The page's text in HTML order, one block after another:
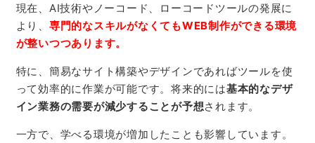
現在、 AI技術やノーコード、ローコードツールの発展に
より、 専門的なスキルがなくてもWEB制作ができる環境
が整いつつあります。
特に、簡易なサイト構築やデザインであればツールを使
って効率的に作業が可能です。将来的には基本的なデザ
イン業務の需要が減少することが予想されます。
一方で、学べる環境が増加したことも影響しています。